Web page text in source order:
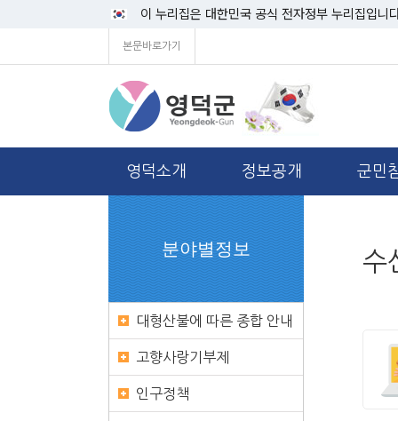
이 누리집은 대한민국 공식 전자정부 누리집입니
본문바로가기
영덕소개 정보공개 군민
수
분야별정보
대형산불에 따른 종합 안내
고향사랑기부제
인구정책